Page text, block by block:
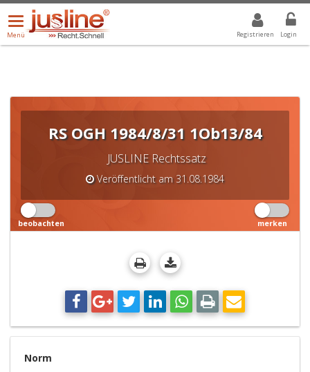
Registrieren Login
Menü
öffnen/schließen
Menü
ALLE DROPDOWN: GEWÄHLTER WERT IST ALLE
RS OGH 1984/8/31 1Ob13/84
JUSLINE Rechtssatz
Veröffentlicht am 31.08.1984
beobachten merken
Norm